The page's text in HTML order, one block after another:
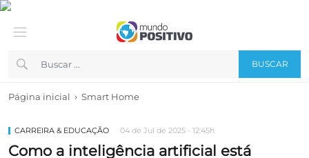
BUSCAR
Página inicial › Smart Home
CARREIRA & EDUCAÇÃO 04 de Jul de 2025 - 12:45h
Como a inteligência artificial está